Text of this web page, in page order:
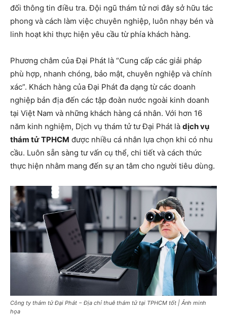
đối thông tin điều tra. Đội ngũ thám tử nơi đây sở hữu tác
phong và cách làm việc chuyên nghiệp, luôn nhạy bén và
linh hoạt khi thực hiện yêu cầu từ phía khách hàng.
Phương châm của Đại Phát là “Cung cấp các giải pháp
phù hợp, nhanh chóng, bảo mật, chuyên nghiệp và chính
xác”. Khách hàng của Đại Phát đa dạng từ các doanh
nghiệp bản địa đến các tập đoàn nước ngoài kinh doanh
tại Việt Nam và những khách hàng cá nhân. Với hơn 16
năm kinh nghiệm, Dịch vụ thám tử tư Đại Phát là dịch vụ
thám tử TPHCM được nhiều cá nhân lựa chọn khi có nhu
cầu. Luôn sẵn sàng tư vấn cụ thể, chi tiết và cách thức
thực hiện nhằm mang đến sự an tâm cho người tiêu dùng.
Công ty thám tử Đại Phát − Địa chỉ thuê thám tử tại TPHCM tốt | Ảnh minh
họa